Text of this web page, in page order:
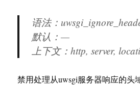
语法：
默认：—
上下文：http, server,
禁用处理从uwsgi服务器响应的头